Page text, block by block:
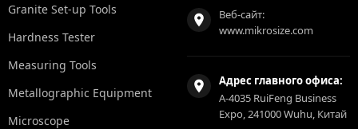
Granite Set-up Tools
Hardness Tester
Measuring Tools
Metallographic Equipment
Microscope
Веб-сайт:
www.mikrosize.com
Адрес главного офиса:
A-4035 RuiFeng Business
Expo, 241000 Wuhu, Китай